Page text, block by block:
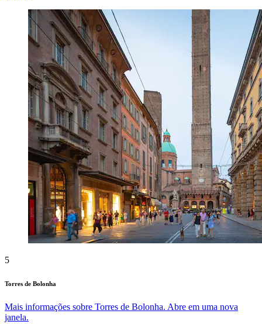
5
Torres de Bolonha
Mais informações sobre Torres de Bolonha. Abre em uma nova
janela.